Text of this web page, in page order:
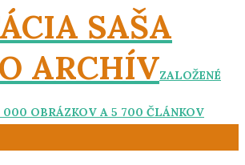
SAŠA
ARCHÍVZALOŽENÉ
000 OBRÁZKOV A 5 700 ČLÁNKOV